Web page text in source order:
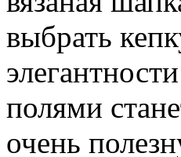
выбрать
полями
очень